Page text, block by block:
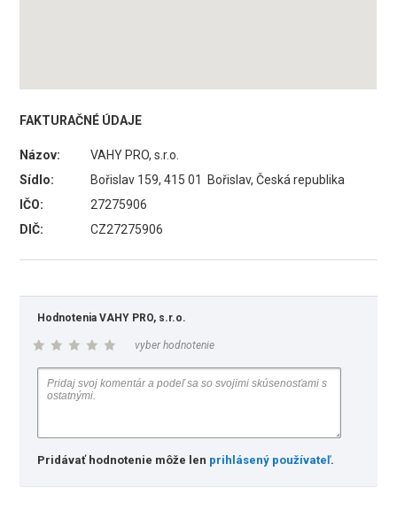
FAKTURAČNÉ ÚDAJE
Názov:
VAHY PRO, s.r.o.
Sídlo:
Bořislav 159, 415 01 Bořislav, Česká republika
IČO:
27275906
DIČ:
CZ27275906
Hodnotenia VAHY PRO, s.r.o.
vyber hodnotenie
Pridávať hodnotenie môže len prihlásený používateľ.